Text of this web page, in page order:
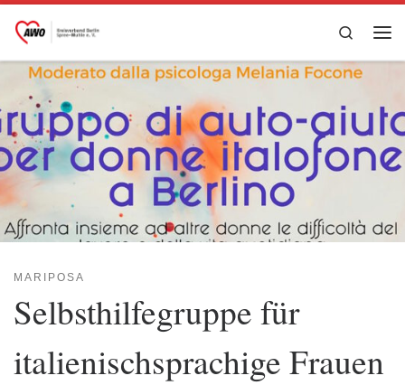
Zum Inhalt springen
Search
MARIPOSA
Selbsthilfegruppe für
italienischsprachige Frauen